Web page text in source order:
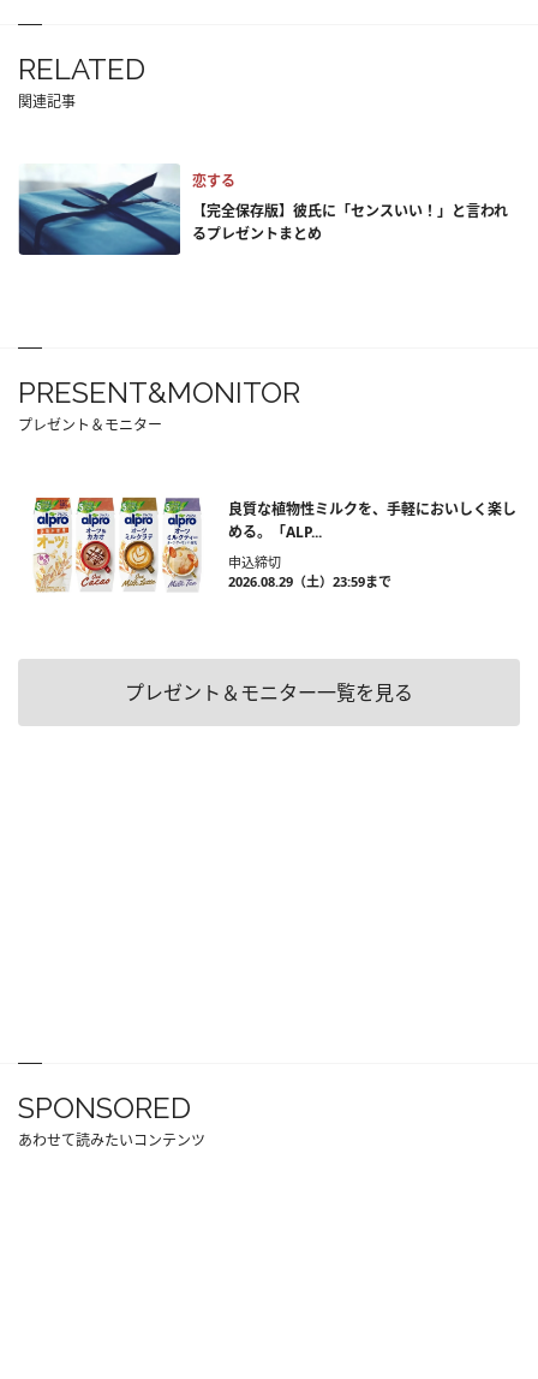
RELATED
関連記事
恋する
【完全保存版】彼氏に「センスいい！」と言われ
るプレゼントまとめ
PRESENT&MONITOR
プレゼント＆モニター
良質な植物性ミルクを、手軽においしく楽し
める。「ALP...
申込締切
2026.08.29（土）23:59まで
プレゼント＆モニター一覧を見る
SPONSORED
あわせて読みたいコンテンツ